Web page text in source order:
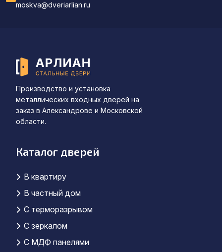
moskva@dveriarlian.ru
Производство и установка
металлических входных дверей на
заказ в Александрове и Московской
области.
Каталог дверей
В квартиру
В частный дом
С терморазрывом
С зеркалом
C МДФ панелями